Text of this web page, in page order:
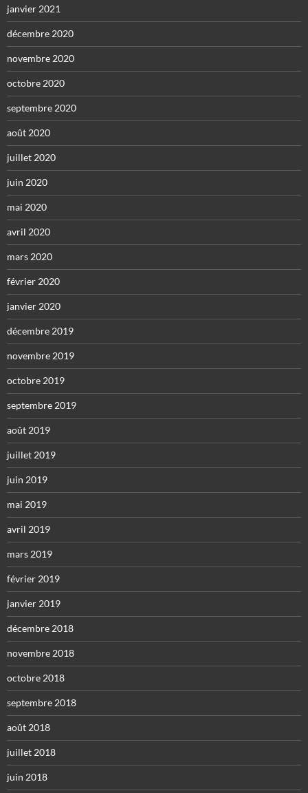
janvier 2021
décembre 2020
novembre 2020
octobre 2020
septembre 2020
août 2020
juillet 2020
juin 2020
mai 2020
avril 2020
mars 2020
février 2020
janvier 2020
décembre 2019
novembre 2019
octobre 2019
septembre 2019
août 2019
juillet 2019
juin 2019
mai 2019
avril 2019
mars 2019
février 2019
janvier 2019
décembre 2018
novembre 2018
octobre 2018
septembre 2018
août 2018
juillet 2018
juin 2018